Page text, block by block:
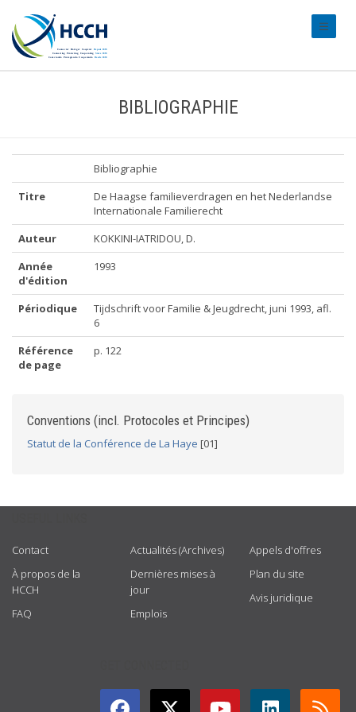
BIBLIOGRAPHIE
Bibliographie
Titre
De Haagse familieverdragen en het Nederlandse
Internationale Familierecht
Auteur
KOKKINI-IATRIDOU, D.
Année
d'édition
1993
Périodique
Tijdschrift voor Familie & Jeugdrecht, juni 1993, afl.
6
Référence
de page
p. 122
Conventions (incl. Protocoles et Principes)
Statut de la Conférence de La Haye [01]
Contact
À propos de la
HCCH
FAQ
Actualités (Archives)
Dernières mises à
jour
Emplois
Appels d'offres
Plan du site
Avis juridique